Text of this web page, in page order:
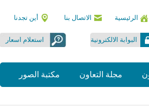
الرئيسية الاتصال بنا أين تجدنا
البوابة الالكترونية استعلام اسعار
مجلة التعاون مكتبة الصور